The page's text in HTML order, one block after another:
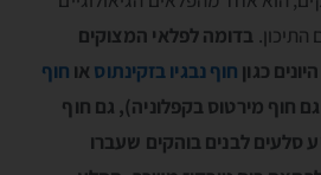
בדומה לפלאי המצוקים
כגון חוף נבגיו בזקינתוס או חוף
חוף מירטוס בקפלוניה), גם חוף
סלעים לבנים בוהקים שעברו